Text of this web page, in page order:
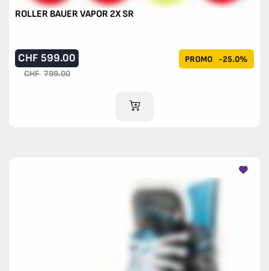
ROLLER BAUER VAPOR 2X SR
PROMO -25.0%
CHF 599.00
CHF 799.00
AJOUTER AU PANIER